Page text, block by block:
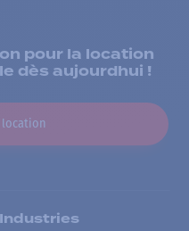
pour la location
dès aujourdhui !
location
Industries